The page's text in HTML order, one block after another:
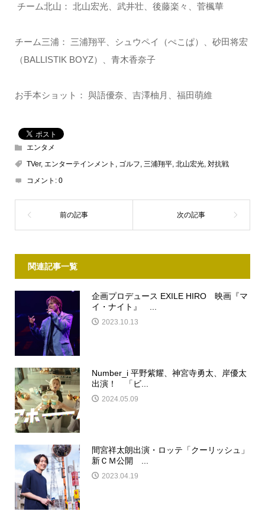
チーム北山： 北山宏光、武井壮、後藤楽々、菅楓華
チーム三浦： 三浦翔平、シュウペイ（ぺこぱ）、砂田将宏
（BALLISTIK BOYZ）、青木香奈子
お手本ショット： 與語優奈、吉澤柚月、福田萌維
エンタメ
TVer, エンターテインメント , ゴルフ, 三浦翔平, 北山宏光, 対抗戦
コメント: 0
関連記事一覧
企画プロデュース EXILE HIRO 映画『マ
イ・ナイト』 ...
2023.10.13
Number_i 平野紫耀、神宮寺勇太、岸優太
出演！ 「ビ...
2024.05.09
間宮祥太朗出演・ロッテ「クーリッシュ」
新ＣＭ公開 ...
2023.04.19